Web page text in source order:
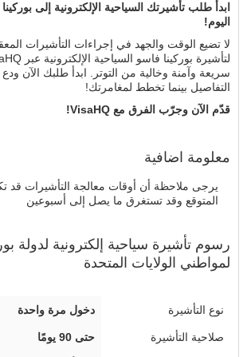
اليوم!
لا تضيع الوقت والجهد في إجراءات التأشيرات
التفاصيل بينما تخطط لمغامرتك!
قدّم الآن وجرّب الفرق مع VisaHQ!
معلومة اضافية
يرجى ملاحظة أن أوقات معالجة التأشيرات قد
المتوقع وقد تستغرق ما يصل إلى أسبوعين
رسوم تأشيرة سياحية إلكترونية لدولة
لمواطني الولايات المتحدة
دخول مرة واحدة
حتى 90 يومًا